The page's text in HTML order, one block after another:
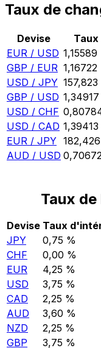
Taux de
Devise Taux
EUR / USD 1,15589
GBP / EUR 1,16722
USD / JPY 157,823
GBP / USD 1,34917
USD / CHF
USD / CAD 1,39413
EUR / JPY 182,426
AUD / USD
Taux
Devise Taux
JPY
0,75 %
CHF
0,00 %
EUR
4,25 %
USD
3,75 %
CAD
2,25 %
AUD
3,60 %
NZD
2,25 %
GBP
3,75 %